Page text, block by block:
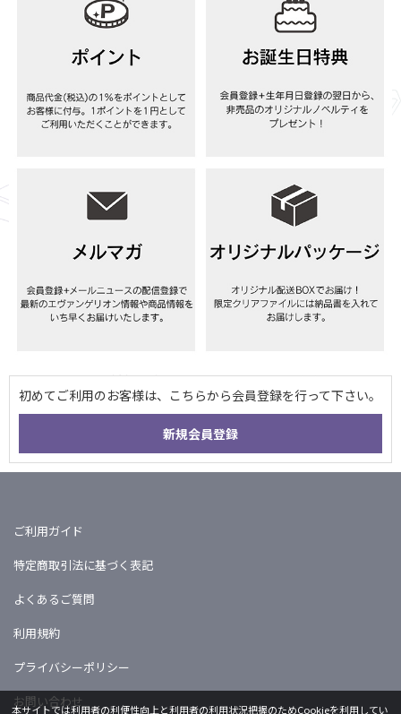
ご利用ガイド
特定商取引法に基づく表記
よくあるご質問
利用規約
プライバシーポリシー
お問い合わせ
本サイトでは利用者の利便性向上と利用者の利用状況把握のためCookieを利用してい